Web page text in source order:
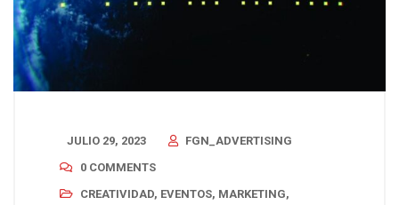
JULIO 29, 2023
FGN_ADVERTISING
0 COMMENTS
CREATIVIDAD, EVENTOS, MARKETING,